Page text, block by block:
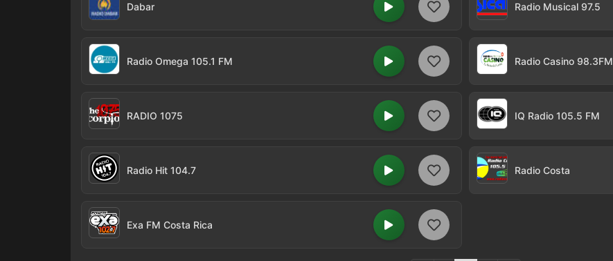
Dabar Radio Musical 97.5
Radio Omega 105.1 FM Radio Casino 98.3FM
RADIO 1075 IQ Radio 105.5 FM
Radio Hit 104.7 Radio Costa
Exa FM Costa Rica